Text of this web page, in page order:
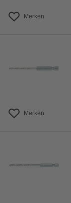
Merken
Merken